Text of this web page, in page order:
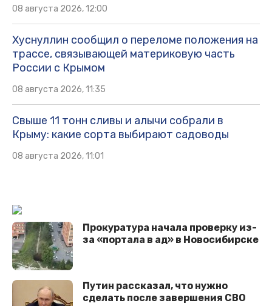
08 августа 2026, 12:00
Хуснуллин сообщил о переломе положения на
трассе, связывающей материковую часть
России с Крымом
08 августа 2026, 11:35
Свыше 11 тонн сливы и алычи собрали в
Крыму: какие сорта выбирают садоводы
08 августа 2026, 11:01
Прокуратура начала проверку из-
за «портала в ад» в Новосибирске
Путин рассказал, что нужно
сделать после завершения СВО